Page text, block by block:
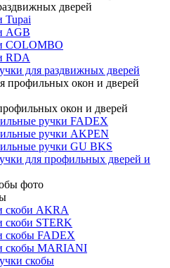
дверей
Tupai
AGB
COLOMBO
RDA
для раздвижных дверей
окон и дверей
ручки FADEX
ручки AKPEN
ручки GU BKS
для профильных дверей и
скоби AKRA
скоби STERK
скобы FADEX
скобы MARIANI
скобы